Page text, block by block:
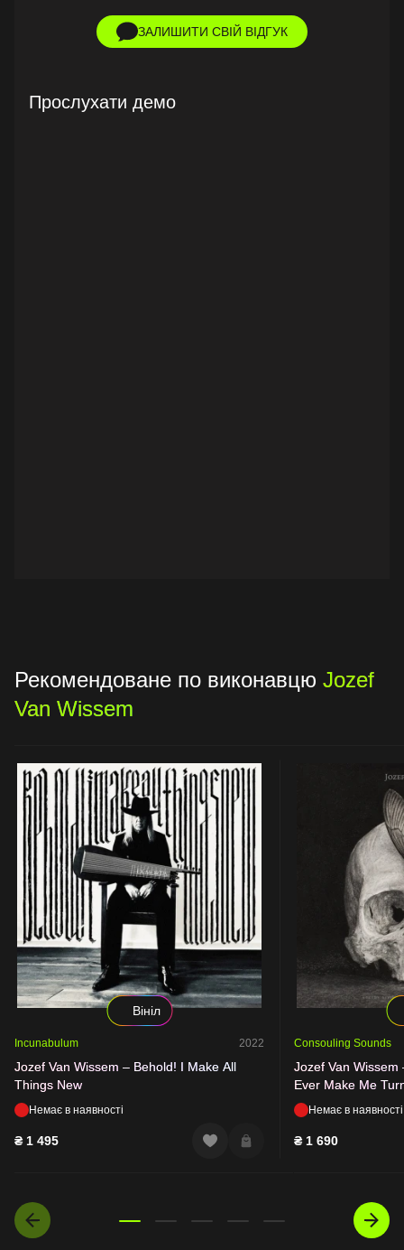
ЗАЛИШИТИ СВІЙ ВІДГУК
Прослухати демо
Рекомендоване по виконавцю Jozef
Van Wissem
Вініл
Incunabulum 2022
Jozef Van Wissem – Behold! I Make All
Things New
Немає в наявності
₴ 1 495
Consouling Sounds
Jozef Van
Ever Make Me
Немає в наявності
₴ 1 690